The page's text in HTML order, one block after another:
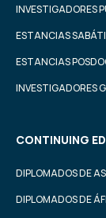
INVESTIGADORES
ESTANCIAS
ESTANCIAS
INVESTIGADORES
CONTINUING
DIPLOMADOS DE
DIPLOMADOS DE